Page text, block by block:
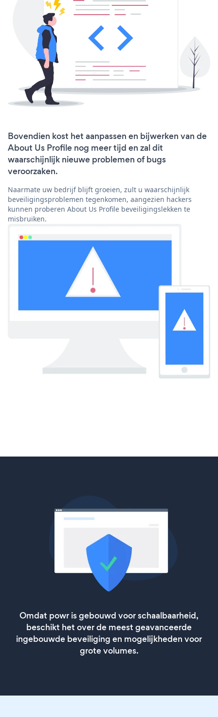
Bovendien kost het aanpassen en bijwerken van de
About Us Profile nog meer tijd en zal dit
waarschijnlijk nieuwe problemen of bugs
veroorzaken.
Naarmate uw bedrijf blijft groeien, zult u waarschijnlijk
beveiligingsproblemen tegenkomen, aangezien hackers
kunnen proberen About Us Profile beveiligingslekken te
misbruiken.
Omdat powr is gebouwd voor schaalbaarheid,
beschikt het over de meest geavanceerde
ingebouwde beveiliging en mogelijkheden voor
grote volumes.